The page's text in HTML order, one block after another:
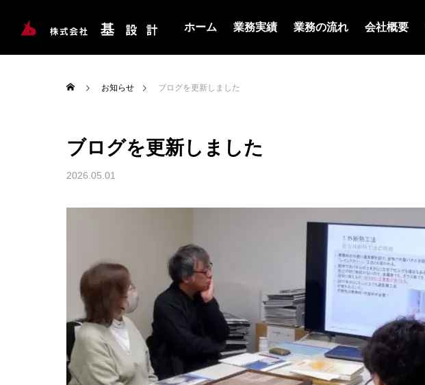
ホーム 業務実績 業務の流れ 会社概要
お知らせ ブログを更新しました
ブログを更新しました
2026.05.01